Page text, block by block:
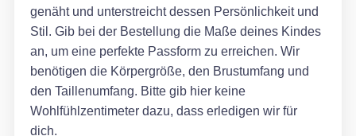
genäht und unterstreicht dessen Persönlichkeit und
Stil. Gib bei der Bestellung die Maße deines Kindes
an, um eine perfekte Passform zu erreichen. Wir
benötigen die Körpergröße, den Brustumfang und
den Taillenumfang. Bitte gib hier keine
Wohlfühlzentimeter dazu, dass erledigen wir für
dich.